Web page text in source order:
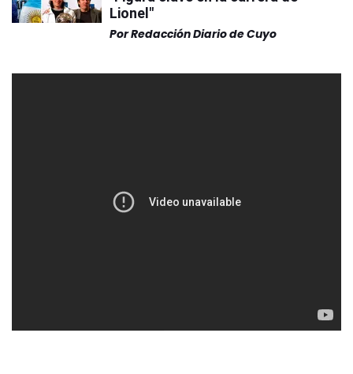
Lionel"
PorRedacción Diario de Cuyo